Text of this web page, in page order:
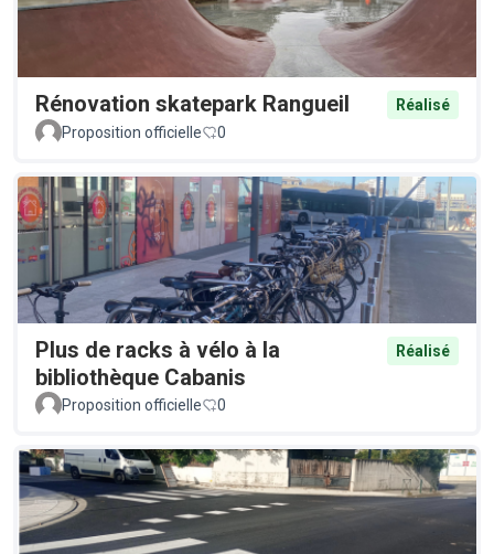
Rénovation skatepark Rangueil
Réalisé
Proposition officielle
0
Plus de racks à vélo à la
bibliothèque Cabanis
Réalisé
Proposition officielle 0